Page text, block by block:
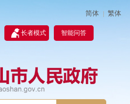
简体 | 繁体
长者模式 智能问答